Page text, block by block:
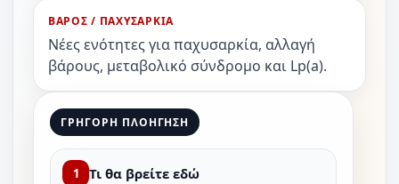
ΒΑΡΟΣ / ΠΑΧΥΣΑΡΚΙΑ
Νέες ενότητες για παχυσαρκία, αλλαγή
βάρους, μεταβολικό σύνδρομο και Lp(a).
ΓΡΗΓΟΡΗ ΠΛΟΗΓΗΣΗ
1 Τι θα βρείτε εδώ